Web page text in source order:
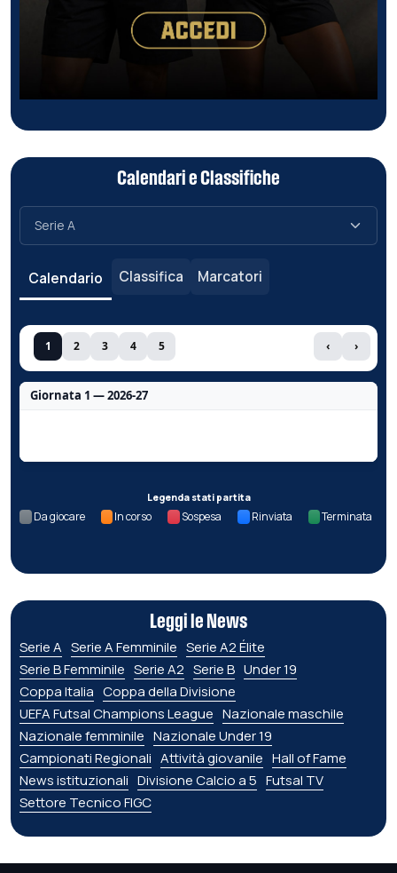
Calendari e Classifiche
Calendario Classifica Marcatori
1 2 3 4 5 ‹ ›
Giornata 1 — 2026-27
Legenda stati partita
Da giocare In corso Sospesa Rinviata Terminata
Leggi le News
Serie A Serie A Femminile Serie A2 Élite
Serie B Femminile Serie A2 Serie B Under 19
Coppa Italia Coppa della Divisione
UEFA Futsal Champions League Nazionale maschile
Nazionale femminile Nazionale Under 19
Campionati Regionali Attività giovanile Hall of Fame
News istituzionali Divisione Calcio a 5 Futsal TV
Settore Tecnico FIGC